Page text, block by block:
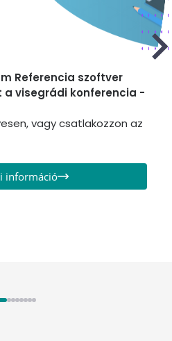
Referencia szoftver
a visegrádi konferencia -
vagy csatlakozzon az
információ